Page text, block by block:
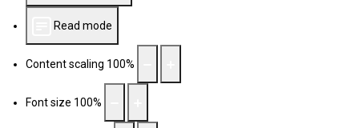
Read mode
Content scaling 100%
Font size 100%